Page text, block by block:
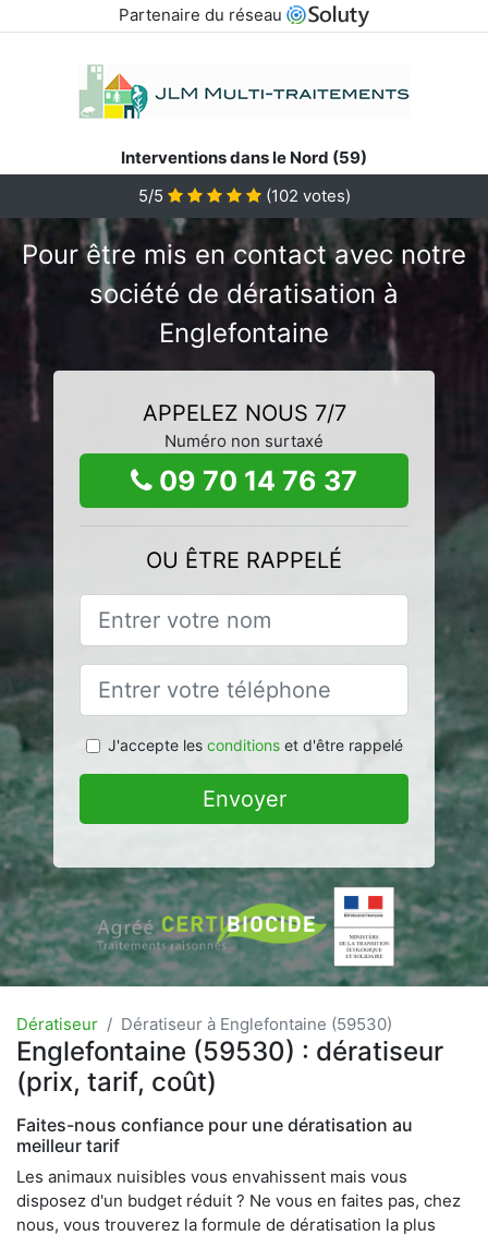
Partenaire du réseau
Interventions dans le Nord (59)
5/5
(102 votes)
Pour être mis en contact avec notre
société de dératisation à
Englefontaine
APPELEZ NOUS 7/7
Numéro non surtaxé
09 70 14 76 37
OU ÊTRE RAPPELÉ
J'accepte les conditionset d'être rappelé
Envoyer
Dératiseur Dératiseur à Englefontaine (59530)
Englefontaine (59530) : dératiseur
(prix, tarif, coût)
Faites-nous confiance pour une dératisation au
meilleur tarif
Les animaux nuisibles vous envahissent mais vous
disposez d'un budget réduit ? Ne vous en faites pas, chez
nous, vous trouverez la formule de dératisation la plus